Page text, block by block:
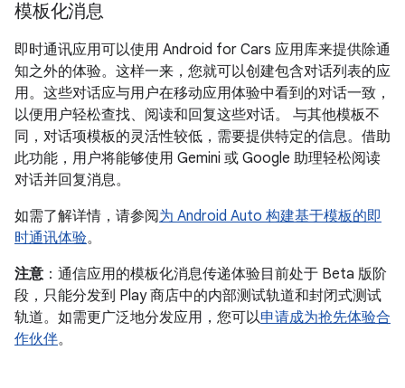
模板化消息
即时通讯应用可以使用 Android for Cars 应用库来提供除通
知之外的体验。这样一来，您就可以创建包含对话列表的应
用。这些对话应与用户在移动应用体验中看到的对话一致，
以便用户轻松查找、阅读和回复这些对话。 与其他模板不
同，对话项模板的灵活性较低，需要提供特定的信息。借助
此功能，用户将能够使用 Gemini 或 Google 助理轻松阅读
对话并回复消息。
如需了解详情，请参阅为 Android Auto 构建基于模板的即
时通讯体验。
注意：通信应用的模板化消息传递体验目前处于 Beta 版阶
段，只能分发到 Play 商店中的内部测试轨道和封闭式测试
轨道。如需更广泛地分发应用，您可以申请成为抢先体验合
作伙伴。